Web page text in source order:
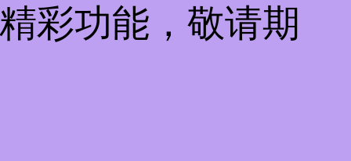
彩功能，敬请期